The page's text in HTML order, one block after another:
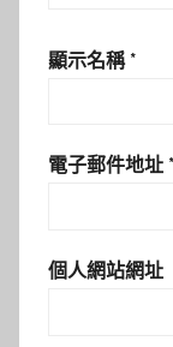
顯示名稱 *
電子郵件地址 *
個人網站網址